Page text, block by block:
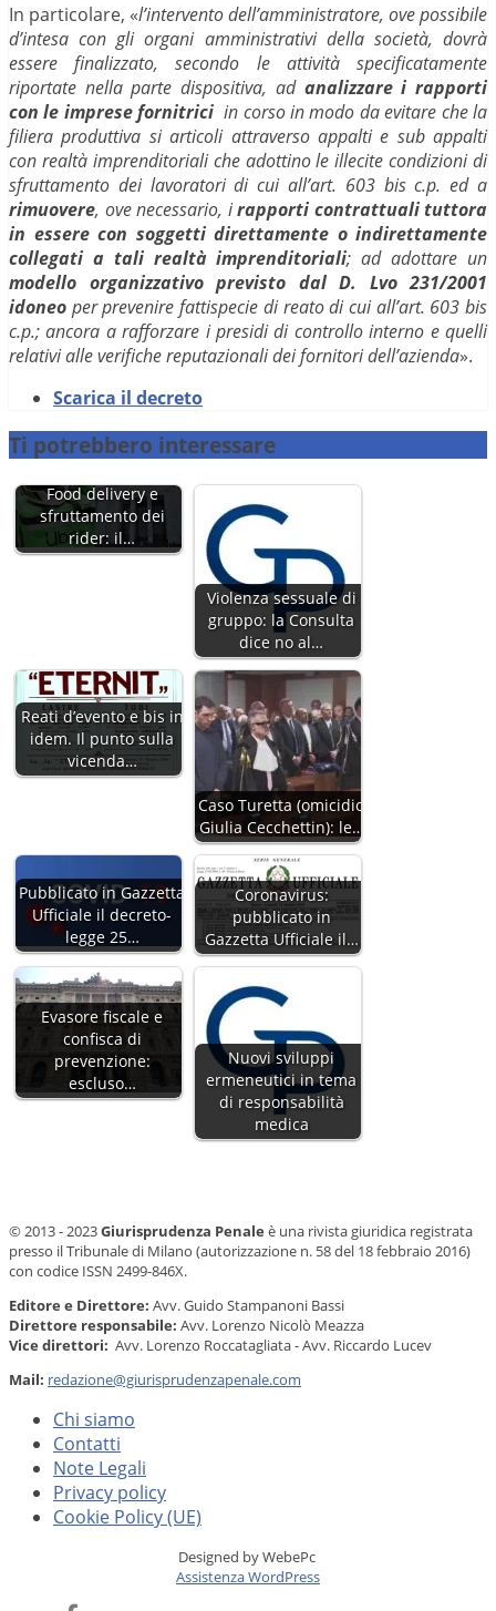
In particolare, «l’intervento dell’amministratore, ove possibile
d’intesa con gli organi amministrativi della società, dovrà
essere finalizzato, secondo le attività specificatamente
riportate nella parte dispositiva, ad analizzare i rapporti
con le imprese fornitrici in corso in modo da evitare che la
filiera produttiva si articoli attraverso appalti e sub appalti
con realtà imprenditoriali che adottino le illecite condizioni di
sfruttamento dei lavoratori di cui all’art. 603 bis c.p. ed a
rimuovere, ove necessario, irapporti contrattuali tuttora
in essere con soggetti direttamente o indirettamente
collegati a tali realtà imprenditoriali; ad adottare un
modello organizzativo previsto dal D. Lvo 231/2001
idoneo per prevenire fattispecie di reato di cui all’art. 603 bis
c.p.; ancora a rafforzare i presidi di controllo interno e quelli
relativi alle verifiche reputazionali dei fornitori dell’azienda».
Scarica il decreto
Ti potrebbero interessare
Food delivery e
sfruttamento dei
rider: il…
Violenza sessuale di
gruppo: la Consulta
dice no al…
Reati d’evento e bis in
idem. Il punto sulla
vicenda…
Caso Turetta (omicidio
Giulia Cecchettin): le…
Pubblicato in Gazzetta
Ufficiale il decreto-
legge 25…
Coronavirus:
pubblicato in
Gazzetta Ufficiale il…
Evasore fiscale e
confisca di
prevenzione:
escluso…
Nuovi sviluppi
ermeneutici in tema
di responsabilità
medica
© 2013 - 2023Giurisprudenza Penale è una rivista giuridica registrata
presso il Tribunale di Milano (autorizzazione n. 58 del 18 febbraio 2016)
con codice ISSN 2499-846X.
Editore e Direttore: Avv. Guido Stampanoni Bassi
Direttore responsabile: Avv. Lorenzo Nicolò Meazza
Vice direttori: Avv. Lorenzo Roccatagliata - Avv. Riccardo Lucev
Mail: redazione@giurisprudenzapenale.com
Chi siamo
Contatti
Note Legali
Privacy policy
Cookie Policy (UE)
Designed by WebePc
Assistenza WordPress